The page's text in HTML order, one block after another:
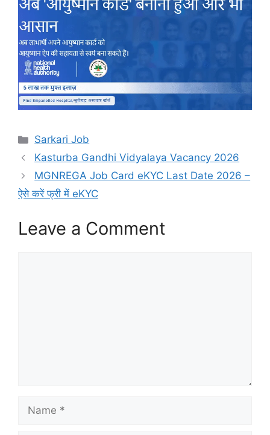
Sarkari Job
Kasturba Gandhi Vidyalaya Vacancy 2026
MGNREGA Job Card eKYC Last Date 2026 –
ऐसे करें फ्री में eKYC
Leave a Comment